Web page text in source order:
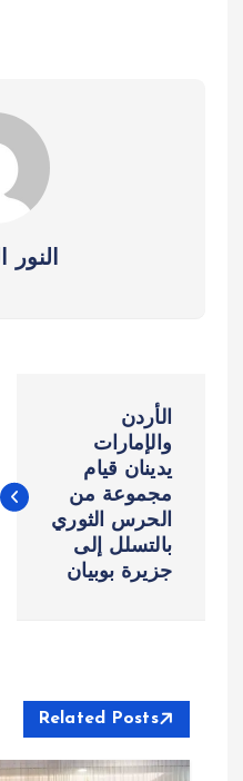
النور
ص
م
الأردن
والإمارات
يدينان قيام
مجموعة من
الحرس الثوري
بالتسلل إلى
جزيرة بوبيان
Related Posts